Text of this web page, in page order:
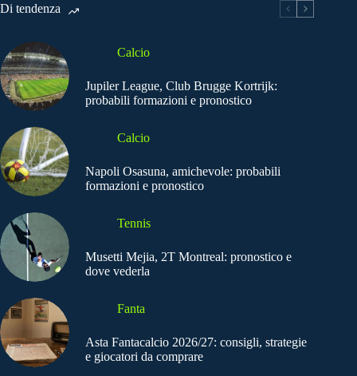
Di tendenza
Calcio
Jupiler League, Club Brugge Kortrijk:
probabili formazioni e pronostico
Calcio
Napoli Osasuna, amichevole: probabili
formazioni e pronostico
Tennis
Musetti Mejia, 2T Montreal: pronostico e
dove vederla
Fanta
Asta Fantacalcio 2026/27: consigli, strategie
e giocatori da comprare